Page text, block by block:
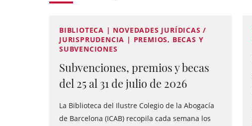
BIBLIOTECA | NOVEDADES JURÍDICAS /
JURISPRUDENCIA | PREMIOS, BECAS Y
SUBVENCIONES
Subvenciones, premios y becas
del 25 al 31 de julio de 2026
La Biblioteca del Ilustre Colegio de la Abogacía
de Barcelona (ICAB) recopila cada semana los